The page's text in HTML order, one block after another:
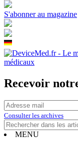
S'abonner au magazine
Recevoir
Consulter les archives
MENU